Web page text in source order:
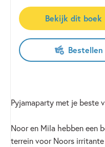
Bekijk dit boek
Bestellen
Pyjamaparty met je beste
Noor en Mila hebben een
terrein voor Noors